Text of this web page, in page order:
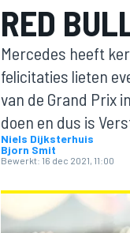
RED
Mercedes heeft
felicitaties lieten
van de Grand Prix
doen en dus is
Niels Dijksterhuis
Bjorn Smit
Bewerkt: 16 dec 2021, 11:00